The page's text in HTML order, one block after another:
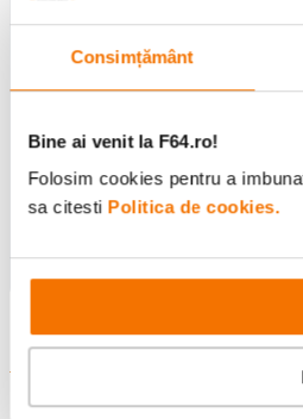
Consimțământ
Bine ai venit la F64.ro!
Folosim cookies pentru a
sa citesti Politica de cookies.
voturi
Buna seara!
folosit cu filtre doar
https://www.f64.ro/
De către Adrian